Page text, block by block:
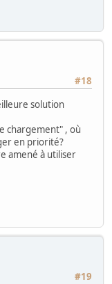
#18
solution
chargement" , où
en priorité?
amené à utiliser
#19